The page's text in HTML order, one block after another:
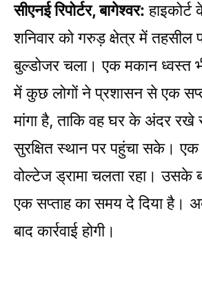
सीएनई रिपोर्टर, बागेश्वर:
शनिवार को गरुड़ क्षेत्र में तहसील
बुल्डोजर चला। एक मकान ध्वस्त
में कुछ लोगों ने प्रशासन से एक
मांगा है, ताकि वह घर के अंदर रखे
सुरक्षित स्थान पर पहुंचा सके।
वोल्टेज ड्रामा चलता रहा। उसके
एक सप्ताह का समय दे दिया है।
बाद कार्रवाई होगी।